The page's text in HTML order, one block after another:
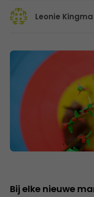
Leonie Kingma
Bij elke nieuwe